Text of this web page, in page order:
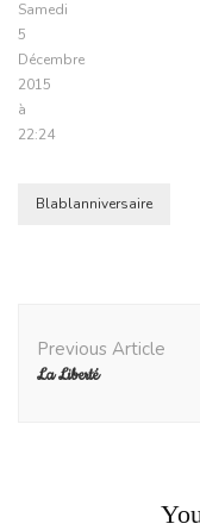
Samedi
5
Décembre
2015
à
22:24
Blablanniversaire
Navigation
Previous Article
La Liberté